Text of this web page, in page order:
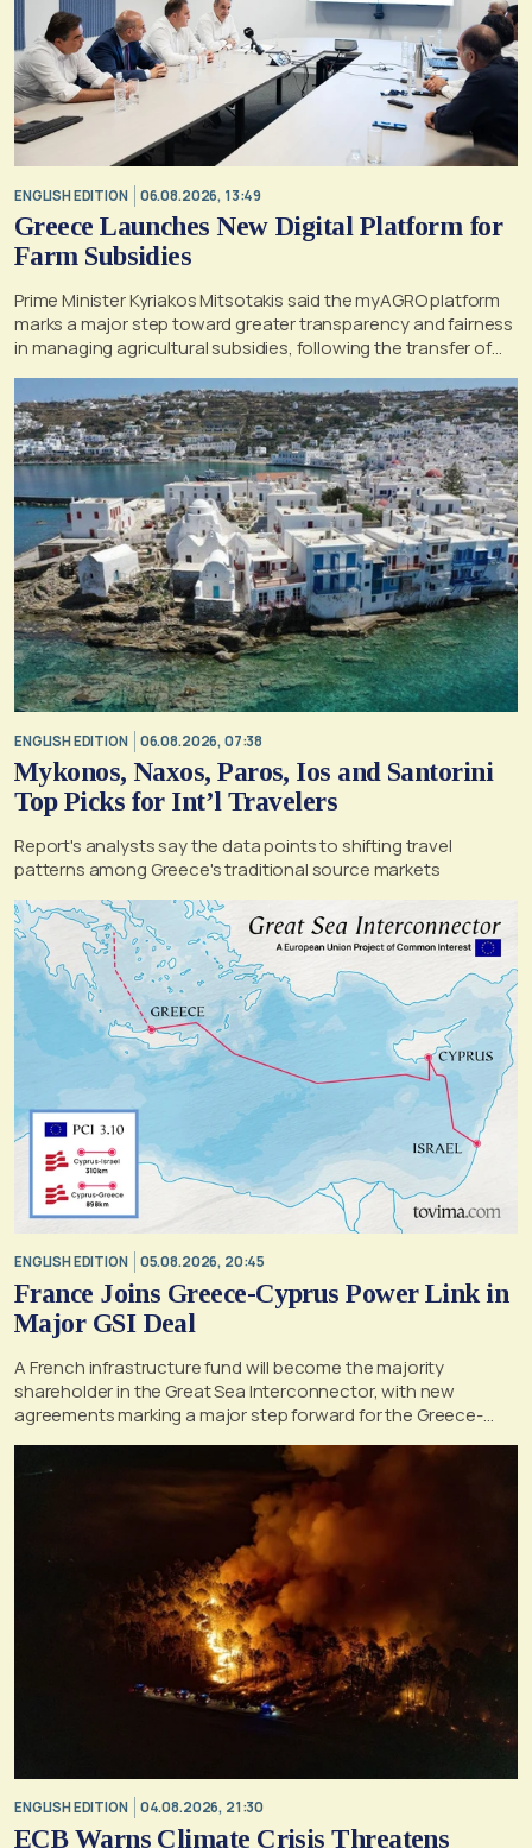
ENGLISH EDITION 06.08.2026, 13:49
Greece Launches New Digital Platform for
Farm Subsidies
Prime Minister Kyriakos Mitsotakis said the myAGRO platform
marks a major step toward greater transparency and fairness
in managing agricultural subsidies, following the transfer of
ENGLISH EDITION 06.08.2026, 07:38
Mykonos, Naxos, Paros, Ios and Santorini
Top Picks for Int’l Travelers
Report's analysts say the data points to shifting travel
patterns among Greece's traditional source markets
ENGLISH EDITION 05.08.2026, 20:45
France Joins Greece-Cyprus Power Link in
Major GSI Deal
A French infrastructure fund will become the majority
shareholder in the Great Sea Interconnector, with new
agreements marking a major step forward for the Greece-
ENGLISH EDITION 04.08.2026, 21:30
ECB Warns Climate Crisis Threatens